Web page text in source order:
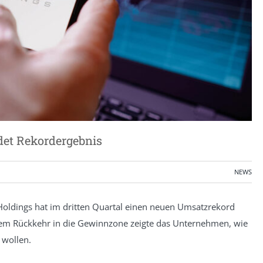
Rekordergebnis
NEWS
hat im dritten Quartal einen neuen Umsatzrekord
Rückkehr in die Gewinnzone zeigte das Unternehmen, wie